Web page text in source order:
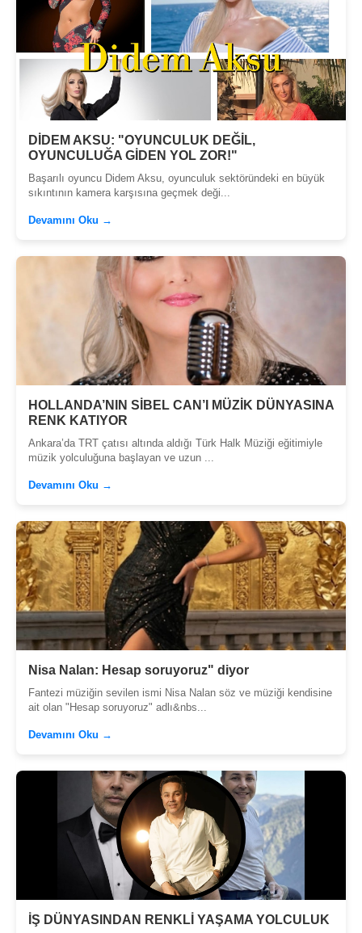
DİDEM AKSU: "OYUNCULUK DEĞİL,
OYUNCULUĞA GİDEN YOL ZOR!"
Başarılı oyuncu Didem Aksu, oyunculuk sektöründeki en büyük
sıkıntının kamera karşısına geçmek deği...
Devamını Oku →
HOLLANDA’NIN SİBEL CAN’I MÜZİK DÜNYASINA
RENK KATIYOR
Ankara’da TRT çatısı altında aldığı Türk Halk Müziği eğitimiyle
müzik yolculuğuna başlayan ve uzun ...
Devamını Oku →
Nisa Nalan: Hesap soruyoruz" diyor
Fantezi müziğin sevilen ismi Nisa Nalan söz ve müziği kendisine
ait olan "Hesap soruyoruz" adlı&nbs...
Devamını Oku →
İŞ DÜNYASINDAN RENKLİ YAŞAMA YOLCULUK